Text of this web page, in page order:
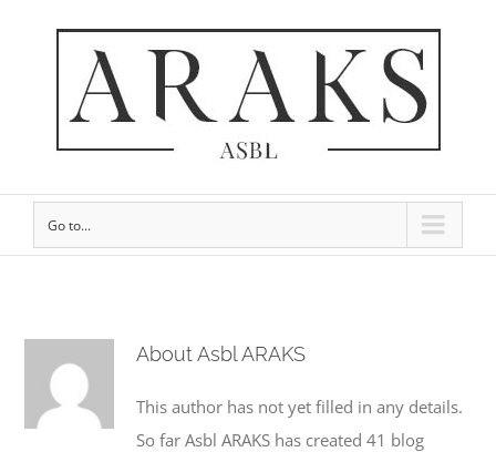
Go to...
AboutAsbl ARAKS
This author has not yet filled in any details.
So far Asbl ARAKS has created 41 blog